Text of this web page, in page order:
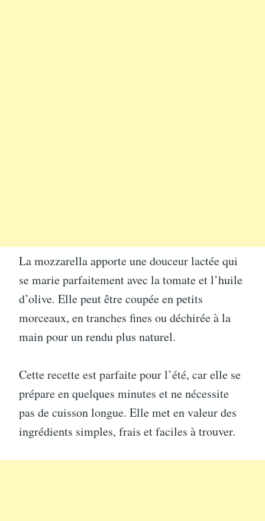
La mozzarella apporte une douceur lactée qui
se marie parfaitement avec la tomate et l’huile
d’olive. Elle peut être coupée en petits
morceaux, en tranches fines ou déchirée à la
main pour un rendu plus naturel.
Cette recette est parfaite pour l’été, car elle se
prépare en quelques minutes et ne nécessite
pas de cuisson longue. Elle met en valeur des
ingrédients simples, frais et faciles à trouver.